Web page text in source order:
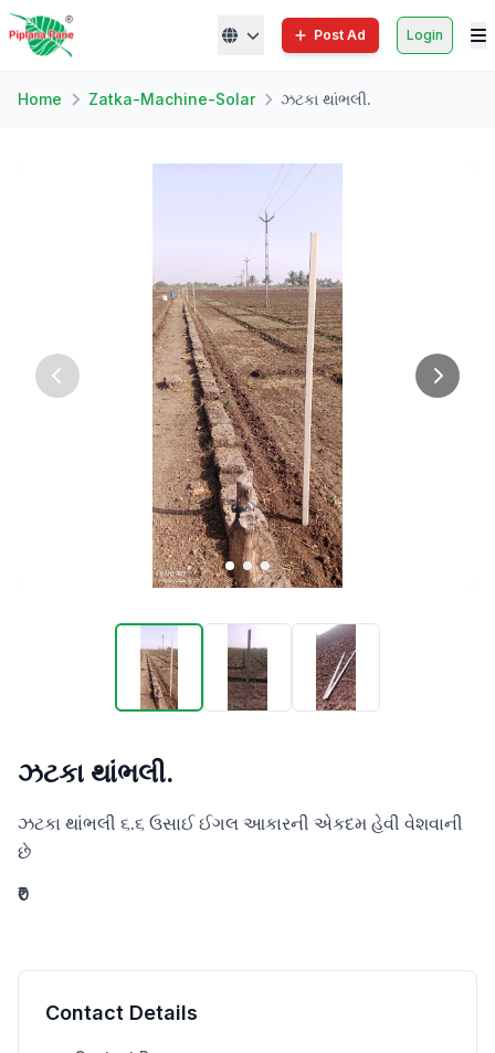
Post Ad Login
Home Zatka-Machine-Solar ઝટકા થાંભલી.
ઝટકા થાંભલી.
ઝટકા થાંભલી ૬.૬ ઉસાઈ ઈગલ આકારની એકદમ હેવી વેશવાની
છે
₹0
Contact Details